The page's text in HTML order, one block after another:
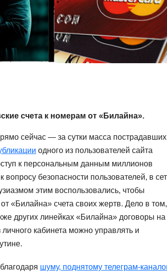
счета к номерам от «Билайна».
сейчас — за сутки масса
одного из пользователей сайта
к персональным данным миллионов
безопасности пользователей, в
этим воспользовались, чтобы
«Билайна» счета своих жертв. Дело в том,
других линейках «Билайна» договоры на
кабинета можно управлять и
шуму, поднятому телеграм-